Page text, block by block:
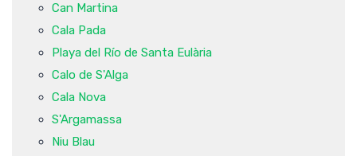
Can Martina
Cala Pada
Playa del Río de Santa Eulària
Calo de S'Alga
Cala Nova
S'Argamassa
Niu Blau